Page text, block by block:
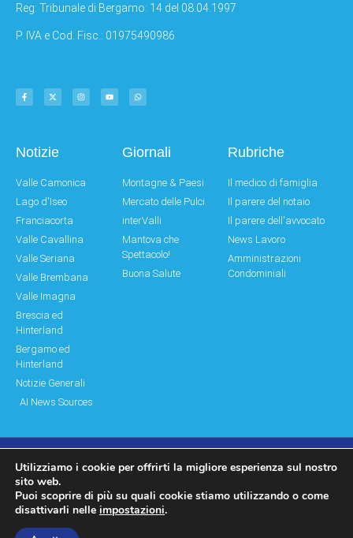
Reg: Tribunale di Bergamo: 14 del 08.04.1997
P. IVA e Cod. Fisc.: 01975490986
Notizie
Valle Camonica
Lago d'Iseo
Franciacorta
Valle Cavallina
Valle Seriana
Valle Brembana
Valle Imagna
Brescia ed
Hinterland
Bergamo ed
Hinterland
Notizie Generali
AI News Sources
Giornali
Montagne & Paesi
Mercato delle Pulci
interValli
Mantova che
Spettacolo!
Buona Salute
Rubriche
Il medico di famiglia
Il parere del notaio
Il parere dell'avvocato
News Lavoro
Amministrazioni
Condominiali
© Copyright 2011 – 2026 Montagne & Paesi
Log In|Log Out Privacy Policy
Utilizziamo i cookie per offrirti la migliore esperienza sul nostro
sito web.
Puoi scoprire di più su quali cookie stiamo utilizzando o come
disattivarli nelle impostazioni.